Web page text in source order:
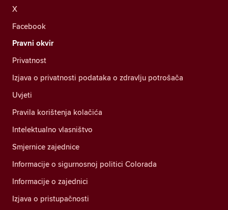
X
Facebook
Pravni okvir
Privatnost
Izjava o privatnosti podataka o zdravlju potrošača
Uvjeti
Pravila korištenja kolačića
Intelektualno vlasništvo
Smjernice zajednice
Informacije o sigurnosnoj politici Colorada
Informacije o zajednici
Izjava o pristupačnosti